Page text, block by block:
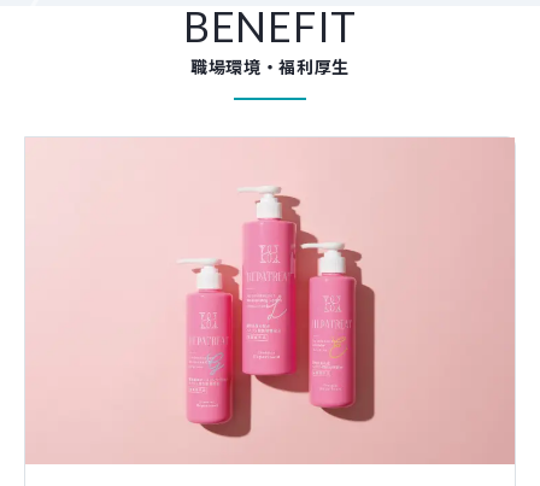
BENEFIT
職場環境・福利厚生